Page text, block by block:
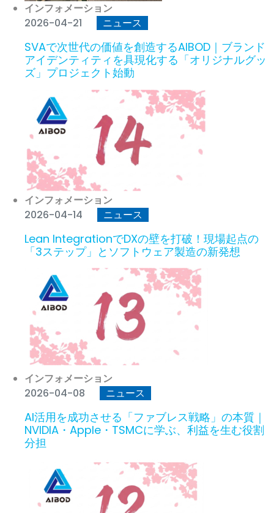
インフォメーション
2026-04-21
ニュース
SVAで次世代の価値を創造するAIBOD｜ブランド
アイデンティティを具現化する「オリジナルグッ
ズ」プロジェクト始動
インフォメーション
2026-04-14
ニュース
Lean IntegrationでDXの壁を打破！現場起点の
「3ステップ」とソフトウェア製造の新発想
インフォメーション
2026-04-08
ニュース
AI活用を成功させる「ファブレス戦略」の本質｜
NVIDIA・Apple・TSMCに学ぶ、利益を生む役割
分担